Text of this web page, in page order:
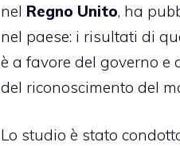
nel Regno Unito, ha
nel paese: i risultati di
è a favore del governo e
del riconoscimento del
Lo studio è stato